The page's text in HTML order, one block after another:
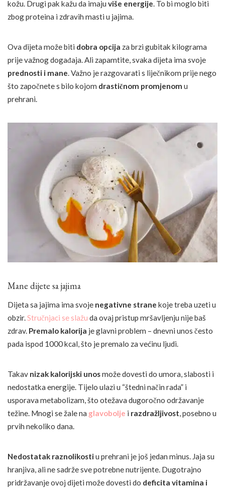
kožu. Drugi pak kažu da imaju više energije. To bi moglo biti
zbog proteina i zdravih masti u jajima.
Ova dijeta može biti dobra opcija za brzi gubitak kilograma
prije važnog događaja. Ali zapamtite, svaka dijeta ima svoje
prednosti i mane. Važno je razgovarati s liječnikom prije nego
što započnete s bilo kojom drastičnom promjenom u
prehrani.
Mane dijete sa jajima
Dijeta sa jajima ima svoje negativne strane koje treba uzeti u
obzir.Stručnjaci se slažu da ovaj pristup mršavljenju nije baš
zdrav. Premalo kalorija je glavni problem – dnevni unos često
pada ispod 1000 kcal, što je premalo za većinu ljudi.
Takav nizak kalorijski unosmože dovesti do umora, slabosti i
nedostatka energije. Tijelo ulazi u “štedni način rada” i
usporava metabolizam, što otežava dugoročno održavanje
težine. Mnogi se žale na glavobolje i razdražljivost, posebno u
prvih nekoliko dana.
Nedostatak raznolikostiu prehrani je još jedan minus. Jaja su
hranjiva, ali ne sadrže sve potrebne nutrijente. Dugotrajno
pridržavanje ovoj dijeti može dovesti do deficita vitamina i